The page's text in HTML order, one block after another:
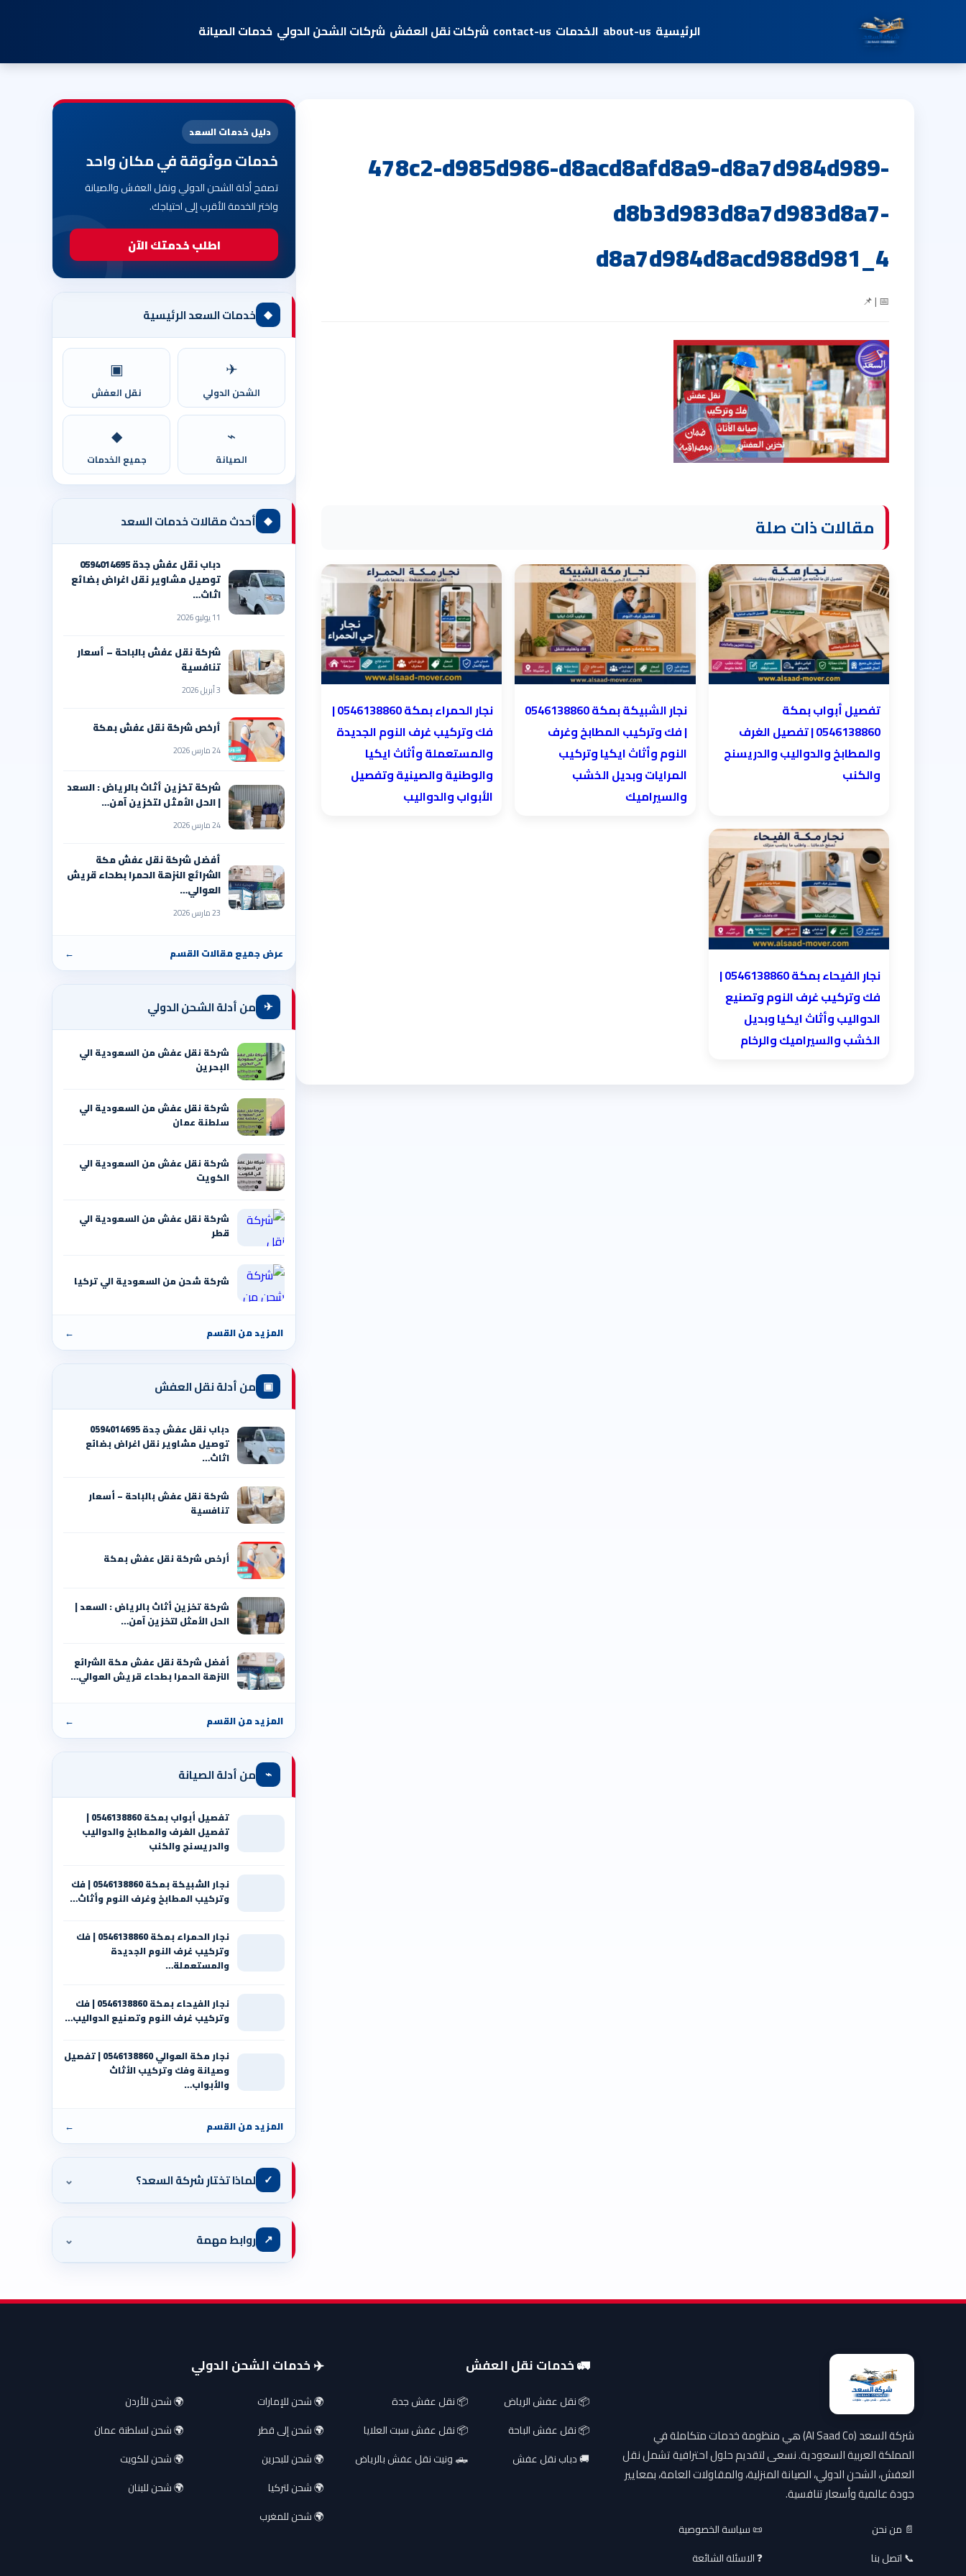
الرئيسية about-us الخدمات contact-us شركات نقل العفش شركات الشحن الدولي خدمات الصيانة
478c2-d985d986-d8acd8afd8a9-d8a7d984d989-
d8b3d983d8a7d983d8a7-
d8a7d984d8acd988d981_4
📅 | 📌
مقالات ذات صلة
تفصيل أبواب بمكة
0546138860 | تفصيل الغرف
والمطابخ والدواليب والدريسنج
والكنب
| فك وتركيب المطابخ وغرف
النوم وأثاث ايكيا وتركيب
المرايات وبديل الخشب
والسيراميك
نجار الحمراء بمكة 0546138860⁩ |
فك وتركيب غرف النوم الجديدة
والمستعملة وأثاث ايكيا
والوطنية والصينية وتفصيل
الأبواب والدواليب
نجار الفيحاء بمكة 0546138860⁩ |
فك وتركيب غرف النوم وتصنيع
الدواليب وأثاث ايكيا وبديل
الخشب والسيراميك والرخام
دليل خدمات السعد
خدمات موثوقة في مكان واحد
تصفح أدلة الشحن الدولي ونقل العفش والصيانة
واختر الخدمة الأقرب إلى احتياجك.
اطلب خدمتك الآن
◆ خدمات السعد الرئيسية
✈
الشحن الدولي
▣
نقل العفش
⌁
الصيانة
◆
جميع الخدمات
◆ أحدث مقالات خدمات السعد
دباب نقل عفش جدة 0594014695
توصيل مشاوير نقل اغراض بضائع
اثاث…
11 يوليو 2026
شركة نقل عفش بالباحة – أسعار
تنافسية
3 أبريل 2026
أرخص شركة نقل عفش بمكة
24 مارس 2026
شركة تخزين أثاث بالرياض : السعد
| الحل الأمثل لتخزين آمن…
24 مارس 2026
أفضل شركة نقل عفش مكة
الشرائع النزهة الحمرا بطحاء قريش
العوالي…
23 مارس 2026
عرض جميع مقالات القسم ←
✈ من أدلة الشحن الدولي
شركة نقل عفش من السعودية الي
البحرين
شركة نقل عفش من السعودية الي
سلطنة عمان
شركة نقل عفش من السعودية الي
الكويت
شركة نقل عفش من السعودية الي
قطر
شركة شحن من السعودية الي تركيا
المزيد من القسم ←
▣ من أدلة نقل العفش
دباب نقل عفش جدة 0594014695
توصيل مشاوير نقل اغراض بضائع
اثاث…
شركة نقل عفش بالباحة – أسعار
تنافسية
أرخص شركة نقل عفش بمكة
شركة تخزين أثاث بالرياض : السعد |
الحل الأمثل لتخزين آمن…
أفضل شركة نقل عفش مكة الشرائع
النزهة الحمرا بطحاء قريش العوالي…
المزيد من القسم ←
⌁ من أدلة الصيانة
تفصيل أبواب بمكة 0546138860 |
تفصيل الغرف والمطابخ والدواليب
والدريسنج والكنب
نجار الشبيكة بمكة 0546138860⁩ | فك
وتركيب المطابخ وغرف النوم وأثاث…
نجار الحمراء بمكة 0546138860⁩ | فك
وتركيب غرف النوم الجديدة
والمستعملة…
نجار الفيحاء بمكة 0546138860⁩ | فك
وتركيب غرف النوم وتصنيع الدواليب…
نجار مكة العوالي 0546138860⁩ | تفصيل
وصيانة وفك وتركيب الأثاث
والأبواب…
المزيد من القسم ←
✓ لماذا تختار شركة السعد؟ ⌄
↗ روابط مهمة ⌄
شركة السعد (Al Saad Co) هي منظومة خدمات متكاملة في
المملكة العربية السعودية. نسعى لتقديم حلول احترافية تشمل نقل
العفش، الشحن الدولي، الصيانة المنزلية، والمقاولات العامة، بمعايير
جودة عالمية وأسعار تنافسية.
📄 من نحن
📜 سياسة الخصوصية
📞 اتصل بنا
❓ الاسئلة الشائعة
🚛 خدمات نقل العفش
📦 نقل عفش الرياض
📦 نقل عفش جدة
📦 نقل عفش الباحة
📦 نقل عفش سبت العلايا
🚚 دباب نقل عفش
🛻 ونيت نقل عفش بالرياض
✈️ خدمات الشحن الدولي
🌍 شحن للإمارات
🌍 شحن للأردن
🌍 شحن إلى قطر
🌍 شحن لسلطنة عمان
🌍 شحن للبحرين
🌍 شحن للكويت
🌍 شحن لتركيا
🌍 شحن للبنان
🌍 شحن للمغرب